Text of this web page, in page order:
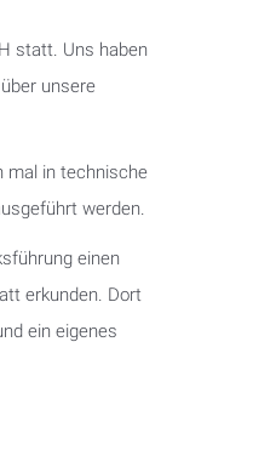
statt. Uns haben
unsere
mal in technische
werden.
einen
erkunden. Dort
ein eigenes